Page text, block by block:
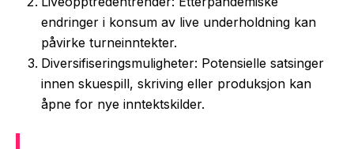
endringer i konsum av live underholdning kan
påvirke turneinntekter.
Diversifiseringsmuligheter: Potensielle satsinger
innen skuespill, skriving eller produksjon kan
åpne for nye inntektskilder.